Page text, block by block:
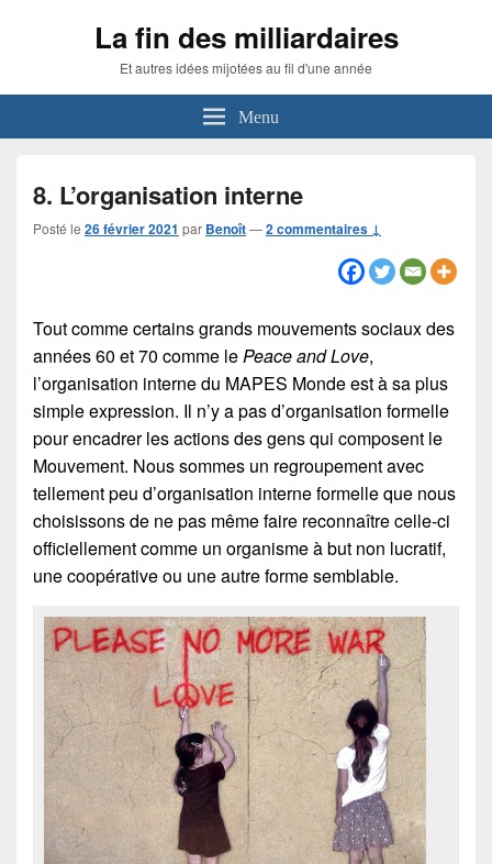
La fin des milliardaires
Et autres idées mijotées au fil d'une année
Menu
8. L’organisation interne
Posté le 26 février 2021 par Benoît—2 commentaires ↓
Tout comme certains grands mouvements sociaux des
années 60 et 70 comme lePeace and Love,
l’organisation interne du MAPES Monde est à sa plus
simple expression. Il n’y a pas d’organisation formelle
pour encadrer les actions des gens qui composent le
Mouvement. Nous sommes un regroupement avec
tellement peu d’organisation interne formelle que nous
choisissons de ne pas même faire reconnaître celle-ci
officiellement comme un organisme à but non lucratif,
une coopérative ou une autre forme semblable.